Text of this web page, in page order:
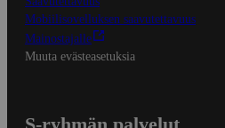
Mobiilisovelluksen saavutettavuus
Mainostajalle
Muuta evästeasetuksia